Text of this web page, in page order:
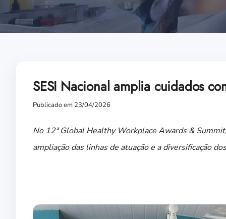
SESI Nacional amplia cuidados
Publicado em 23/04/2026
No 12ª Global Healthy Workplace Awards &
ampliação das linhas de atuação e a diversificação